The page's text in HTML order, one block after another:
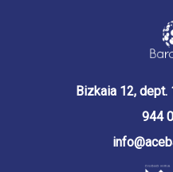
Bizkaia 12, dept.
944